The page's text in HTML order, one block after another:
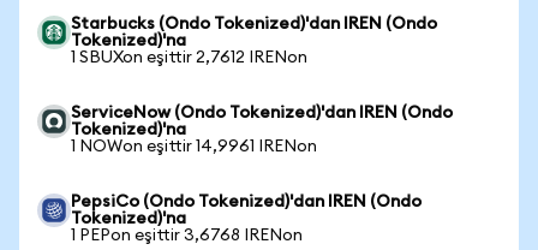
Starbucks (Ondo Tokenized)'dan IREN (Ondo
Tokenized)'na
1 SBUXon eşittir 2,7612 IRENon
ServiceNow (Ondo Tokenized)'dan IREN (Ondo
Tokenized)'na
1 NOWon eşittir 14,9961 IRENon
PepsiCo (Ondo Tokenized)'dan IREN (Ondo
Tokenized)'na
1 PEPon eşittir 3,6768 IRENon